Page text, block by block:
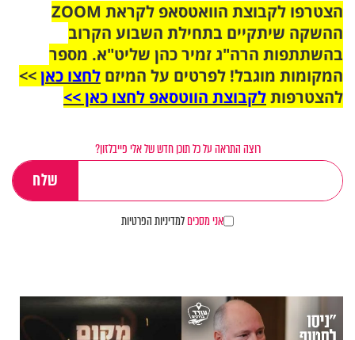
הצטרפו לקבוצת הוואטסאפ לקראת ZOOM
ההשקה שיתקיים בתחילת השבוע הקרוב
בהשתתפות הרה"ג זמיר כהן שליט"א. מספר
המקומות מוגבל! לפרטים על המיזם לחצו כאן>>
להצטרפותלקבוצת הווטסאפ לחצו כאן >>
רוצה התראה על כל תוכן חדש של אלי פייבלזון?
אני מסכיםלמדיניות הפרטיות